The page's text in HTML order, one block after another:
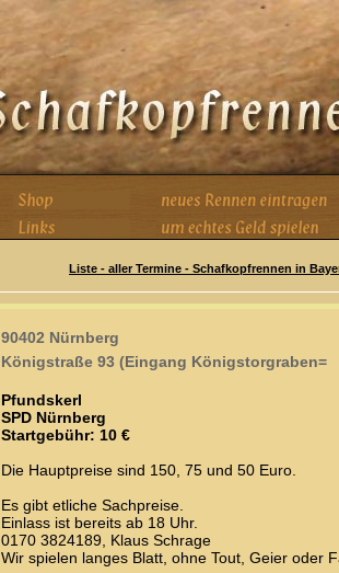
Liste - aller Termine - Schafkopfrennen in
90402 Nürnberg
Königstraße 93 (Eingang Königstorgraben=
Pfundskerl
SPD Nürnberg
Startgebühr: 10 €
Die Hauptpreise sind 150, 75 und 50 Euro.
Es gibt etliche Sachpreise.
Einlass ist bereits ab 18 Uhr.
0170 3824189, Klaus Schrage
Wir spielen langes Blatt, ohne Tout, Geier oder